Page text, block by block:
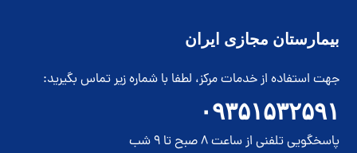
بیمارستان مجازی ایران
جهت استفاده از خدمات مرکز، لطفا با شماره زیر تماس بگیرید:
۰۹۳۵۱۵۳۲۵۹۱
پاسخگویی تلفنی از ساعت 8 صبح تا 9 شب